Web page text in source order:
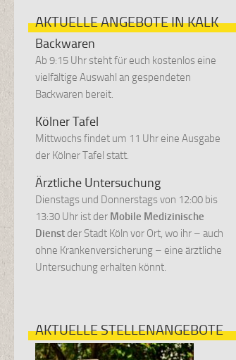
AKTUELLE ANGEBOTE IN KALK
Backwaren
Ab 9:15 Uhr steht für euch kostenlos eine
vielfältige Auswahl an gespendeten
Backwaren bereit.
Kölner Tafel
Mittwochs findet um 11 Uhr eine Ausgabe
der Kölner Tafel statt.
Ärztliche Untersuchung
Dienstags und Donnerstags von 12:00 bis
13:30 Uhr ist der Mobile Medizinische
Dienst der Stadt Köln vor Ort, wo ihr – auch
ohne Krankenversicherung – eine ärztliche
Untersuchung erhalten könnt.
AKTUELLE STELLENANGEBOTE